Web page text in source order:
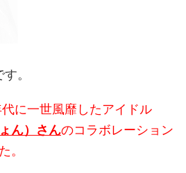
。
代に一世風靡したアイドル
ん）さんのコラボレーション
。